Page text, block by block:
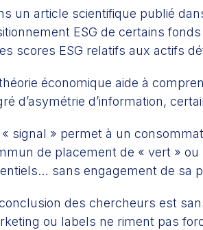
un article scientifique publié
ESG de certains
scores ESG relatifs aux actifs
économique aide à
d’asymétrie d’information,
signal » permet à un
de placement de « vert »
sans engagement de sa
des chercheurs est
ou labels ne riment pas